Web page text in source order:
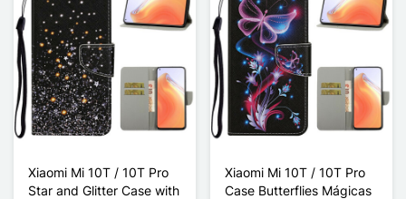
Xiaomi Mi 10T / 10T Pro
Star and Glitter Case with
Xiaomi Mi 10T / 10T Pro
Case Butterflies Mágicas